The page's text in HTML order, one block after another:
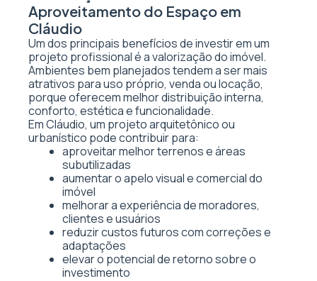
Aproveitamento do Espaço em
Cláudio
Um dos principais benefícios de investir em um
projeto profissional é a valorização do imóvel.
Ambientes bem planejados tendem a ser mais
atrativos para uso próprio, venda ou locação,
porque oferecem melhor distribuição interna,
conforto, estética e funcionalidade.
Em Cláudio, um projeto arquitetônico ou
urbanístico pode contribuir para:
aproveitar melhor terrenos e áreas
subutilizadas
aumentar o apelo visual e comercial do
imóvel
melhorar a experiência de moradores,
clientes e usuários
reduzir custos futuros com correções e
adaptações
elevar o potencial de retorno sobre o
investimento